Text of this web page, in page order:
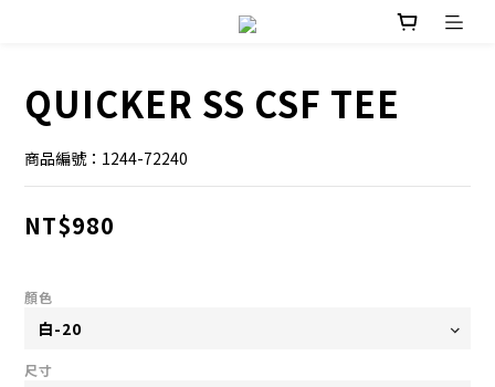
QUICKER SS CSF TEE
商品編號：1244-72240
NT$980
顏色
尺寸